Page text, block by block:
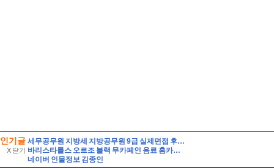
인기글
X 닫기
세무공무원 지방세 지방공무원 9급 실제면접 후기] 지방세 9급 지방공무원 면접 (지방공무원 9급 지방세 실제 수험자 8인의 생생한 면접 후기)
바리스타룰스 오르조 블랙 무카페인 음료 홈카페 활용 및 솔직 시음 후기
네이버 인물정보 김종인